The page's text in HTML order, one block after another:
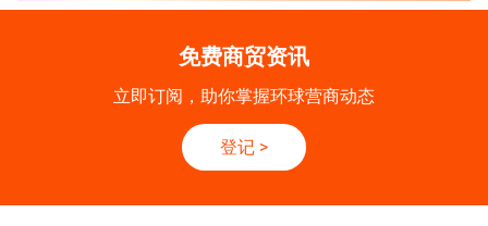
免费商贸资讯
立即订阅，助你掌握环球营商动态
登记 >